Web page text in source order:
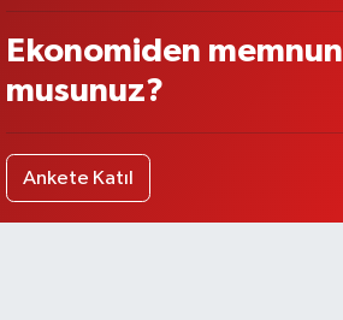
Ekonomiden memnun
musunuz?
Ankete Katıl